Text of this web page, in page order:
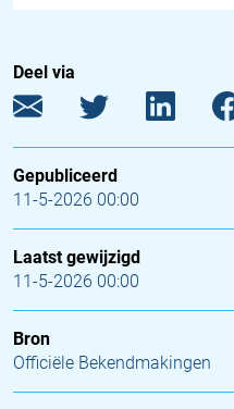
Deel via
Gepubliceerd
11-5-2026 00:00
Laatst gewijzigd
11-5-2026 00:00
Bron
Officiële Bekendmakingen